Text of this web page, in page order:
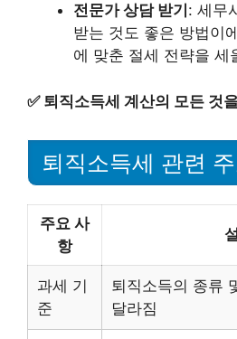
전문가 상담 받기 : 세무
받는 것도 좋은 방법이
에 맞춘 절세 전략을 세
✅ 퇴직소득세 계산의 모든 것
퇴직소득세 관련
주요 사
항
과세 기
준
퇴직소득의 종류
달라짐